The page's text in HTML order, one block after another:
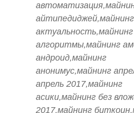
айтипедиджей,майнинг
актуальность,майнинг
алгоритмы,майнинг
андроид,майнинг
анонимус,майнинг
апрель 2017,майнинг
асики,майнинг без
2017,майнинг